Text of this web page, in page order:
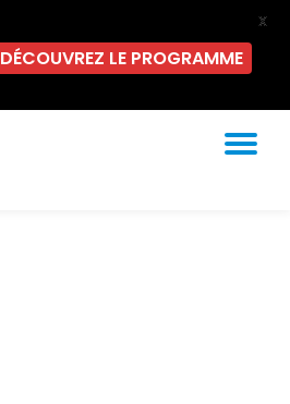
DÉCOUVREZ LE PROGRAMME
X